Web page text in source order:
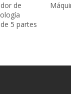
de
5 partes